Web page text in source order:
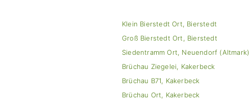
Klein Bierstedt Ort, Bierstedt
Groß Bierstedt Ort, Bierstedt
Siedentramm Ort, Neuendorf (Altmark)
Brüchau Ziegelei, Kakerbeck
Brüchau B71, Kakerbeck
Brüchau Ort, Kakerbeck